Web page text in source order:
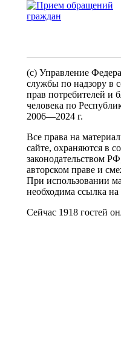
(c) Управление
службы по надзору в
прав потребителей и
человека по
2006—2024 г.
Все права на
сайте, охраняются в
законодательством
авторском праве и
При использовании
необходима ссылка
Сейчас 1918 гостей